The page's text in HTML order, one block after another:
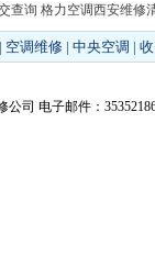
查询 格力空调西安维修
空调维修| 中央空调 |
司 电子邮件：